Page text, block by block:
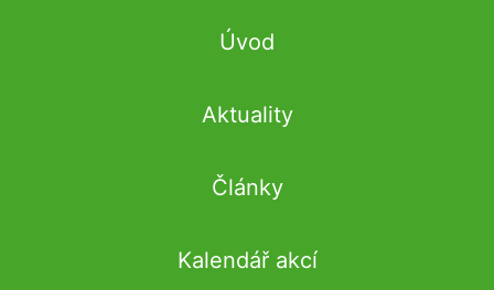
Úvod
Aktuality
Články
Kalendář akcí